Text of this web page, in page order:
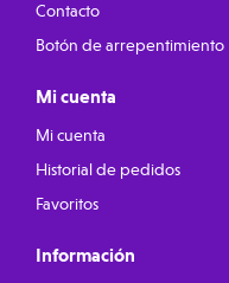
Contacto
Botón de arrepentimiento
Mi cuenta
Mi cuenta
Historial de pedidos
Favoritos
Información